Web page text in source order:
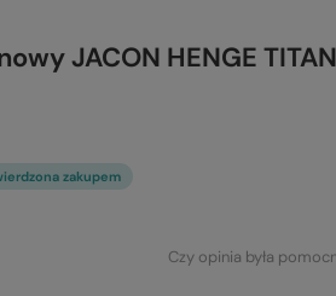
JACON HENGE
zakupem
Czy opinia była